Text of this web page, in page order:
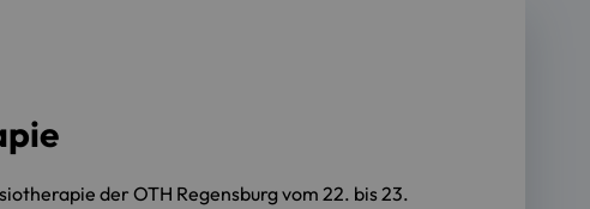
der OTH Regensburg vom 22. bis 23.